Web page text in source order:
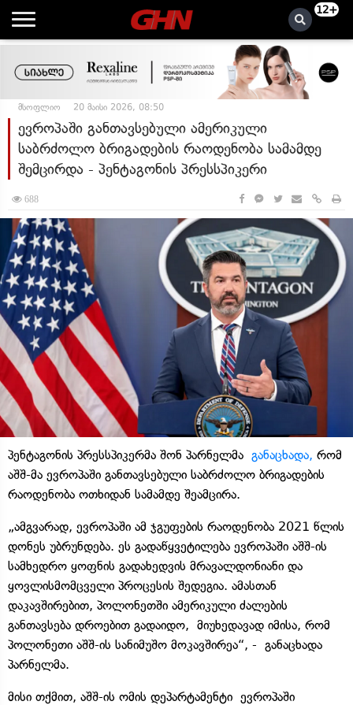
12+
მსოფლიო 20 მაისი 2026, 08:50
ევროპაში განთავსებული ამერიკული
საბრძოლო ბრიგადების რაოდენობა სამამდე
შემცირდა - პენტაგონის პრესსპიკერი
688
პენტაგონის პრესსპიკერმა შონ პარნელმა განაცხადა, რომ
აშშ-მა ევროპაში განთავსებული საბრძოლო ბრიგადების
რაოდენობა ოთხიდან სამამდე შეამცირა.
„ამგვარად, ევროპაში ამ ჯგუფების რაოდენობა 2021 წლის
დონეს უბრუნდება. ეს გადაწყვეტილება ევროპაში აშშ-ის
სამხედრო ყოფნის გადახედვის მრავალდონიანი და
ყოვლისმომცველი პროცესის შედეგია. ამასთან
დაკავშირებით, პოლონეთში ამერიკული ძალების
განთავსება დროებით გადაიდო, მიუხედავად იმისა, რომ
პოლონეთი აშშ-ის სანიმუშო მოკავშირეა“, - განაცხადა
პარნელმა.
მისი თქმით, აშშ-ის ომის დეპარტამენტი ევროპაში